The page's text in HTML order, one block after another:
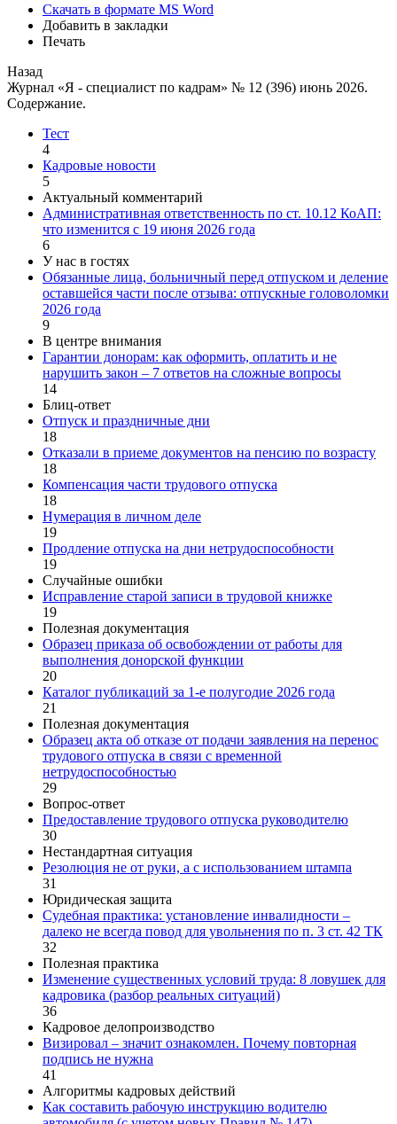
Скачать в формате MS Word
Добавить в закладки
Печать
Назад
Журнал «Я - специалист по кадрам» № 12 (396) июнь 2026.
Содержание.
Тест
4
Кадровые новости
5
Актуальный комментарий
Административная ответственность по ст. 10.12 КоАП:
что изменится с 19 июня 2026 года
6
У нас в гостях
Обязанные лица, больничный перед отпуском и деление
оставшейся части после отзыва: отпускные головоломки
2026 года
9
В центре внимания
Гарантии донорам: как оформить, оплатить и не
нарушить закон – 7 ответов на сложные вопросы
14
Блиц-ответ
Отпуск и праздничные дни
18
Отказали в приеме документов на пенсию по возрасту
18
Компенсация части трудового отпуска
18
Нумерация в личном деле
19
Продление отпуска на дни нетрудоспособности
19
Случайные ошибки
Исправление старой записи в трудовой книжке
19
Полезная документация
Образец приказа об освобождении от работы для
выполнения донорской функции
20
Каталог публикаций за 1-е полугодие 2026 года
21
Полезная документация
Образец акта об отказе от подачи заявления на перенос
трудового отпуска в связи с временной
нетрудоспособностью
29
Вопрос-ответ
Предоставление трудового отпуска руководителю
30
Нестандартная ситуация
Резолюция не от руки, а с использованием штампа
31
Юридическая защита
Судебная практика: установление инвалидности –
далеко не всегда повод для увольнения по п. 3 ст. 42 ТК
32
Полезная практика
Изменение существенных условий труда: 8 ловушек для
кадровика (разбор реальных ситуаций)
36
Кадровое делопроизводство
Визировал – значит ознакомлен. Почему повторная
подпись не нужна
41
Алгоритмы кадровых действий
Как составить рабочую инструкцию водителю